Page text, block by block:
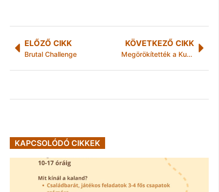
ELŐZŐ CIKK
Brutal Challenge
KÖVETKEZŐ CIKK
Megörökítették a Kutatók éjszakáját
KAPCSOLÓDÓ CIKKEK